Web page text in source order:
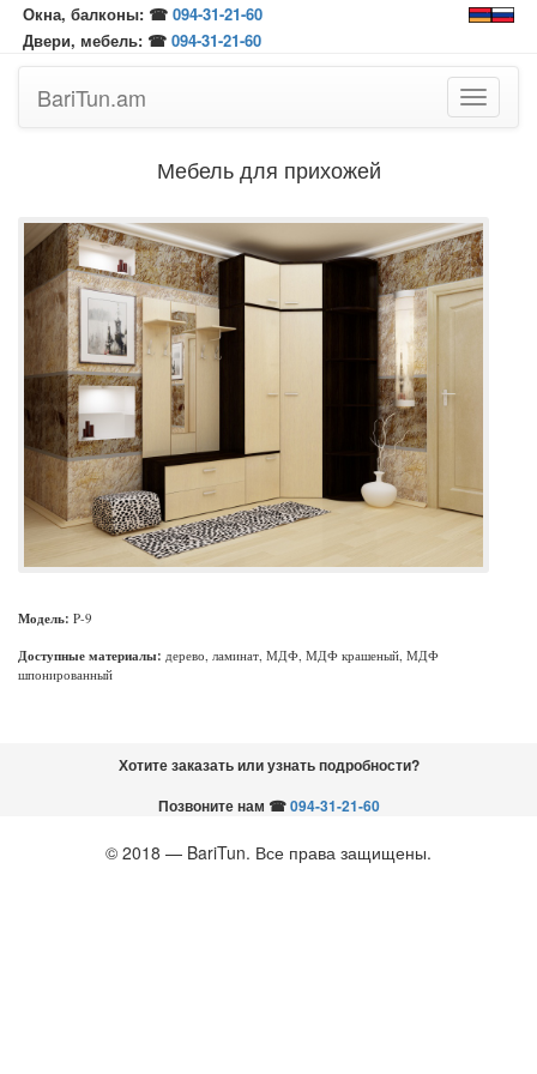
Окна, балконы: ☎ 094-31-21-60
Двери, мебель: ☎ 094-31-21-60
Toggle
BariTun.am
Мебель для прихожей
Модель: P-9
Доступные материалы: дерево, ламинат, МДФ, МДФ крашеный, МДФ
шпонированный
Хотите заказать или узнать подробности?
Позвоните нам ☎094-31-21-60
© 2018 — BariTun. Все права защищены.